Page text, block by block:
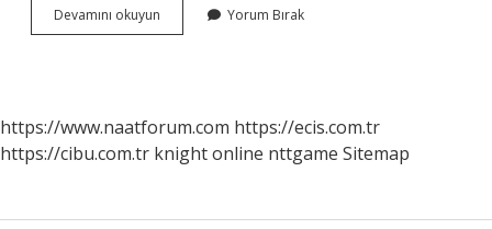
Devamını okuyun
Ismi
Yorum Bırak
https://www.naatforum.com https://ecis.com.tr
https://cibu.com.tr knight online nttgame Sitemap